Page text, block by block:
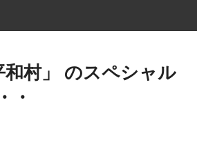
村」 のスペシャル
・